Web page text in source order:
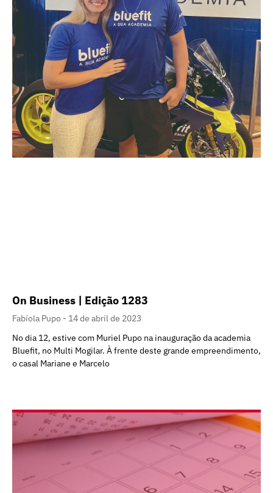
On Business | Edição 1283
Fabíola Pupo
14 de abril de 2023
No dia 12, estive com Muriel Pupo na inauguração da academia
Bluefit, no Multi Mogilar. À frente deste grande empreendimento,
o casal Mariane e Marcelo